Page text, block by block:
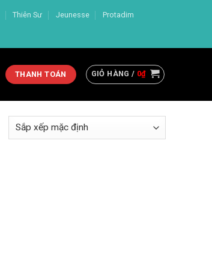
Thiên Sư Jeunesse
Protadim
THANH TOÁN GIỎ HÀNG / 0₫